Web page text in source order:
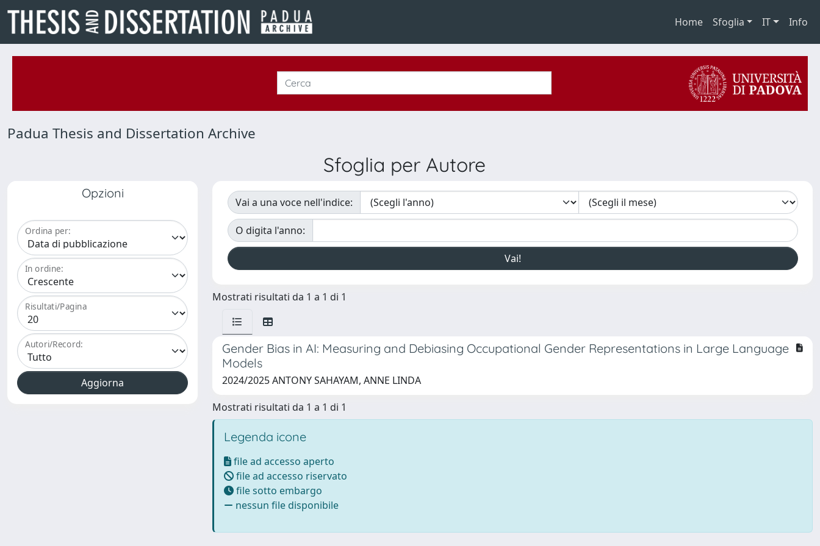
Home Sfoglia IT Info
Padua Thesis and Dissertation Archive
Sfoglia per Autore
Opzioni
Ordina per:
In ordine:
Risultati/Pagina
Autori/Record:
Vai a una voce nell'indice:
O digita l'anno:
Mostrati risultati da 1 a 1 di 1
Gender Bias in AI: Measuring and Debiasing Occupational Gender Representations in Large Language
Models
2024/2025 ANTONY SAHAYAM, ANNE LINDA
Mostrati risultati da 1 a 1 di 1
Legenda icone
file ad accesso aperto
file ad accesso riservato
file sotto embargo
nessun file disponibile